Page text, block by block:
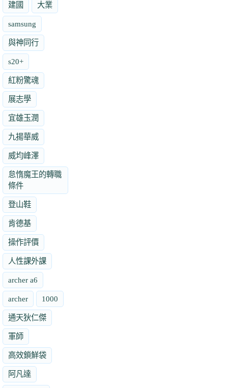
建國 大業
samsung
與神同行
s20+
紅粉驚魂
展志學
宜雄玉潤
九揚華威
威均峰澤
怠惰魔王的轉職
條件
登山鞋
肯德基
操作評價
人性課外課
archer a6
archer 1000
通天狄仁傑
軍師
高效鎖鮮袋
阿凡達